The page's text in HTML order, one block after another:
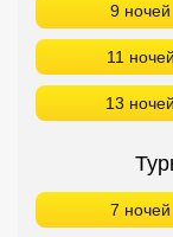
9 ночей
11 ночей
13 ночей
7 ночей